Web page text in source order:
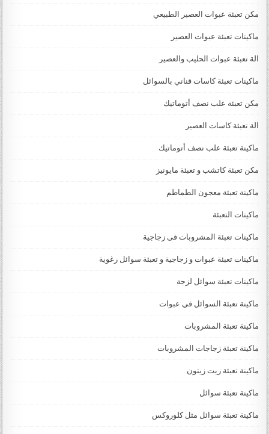
مكن تعبئة عبوات العصير الطبيعي
ماكينات تعبئة عبوات العصير
الة تعبئة عبوات الحليب والعصير
ماكينات تعبئة كاسات قناني بالسوائل
مكن تعبئة علب نصف أتوماتيك
الة تعبئة كاسات العصير
ماكينة تعبئة علب نصف أتوماتيك
مكن تعبئة كاتشب و تعبئة مايونيز
ماكينة تعبئة معجون الطماطم
ماكينات التعبئة
ماكينات تعبئة المشروبات فى زجاجية
ماكينات تعبئة عبوات و زجاجية و تعبئة سوائل رغوية
ماكينات تعبئة سوائل لزجة
‏‏‏ماكينة تعبئة السوائل في عبوات
ماكينة تعبئة المشروبات
ماكينة تعبئة زجاجات المشروبات
ماكينة تعبئة زيت زيتون
ماكينة تعبئة سوائل
ماكينة تعبئة سوائل مثل كلوروكس